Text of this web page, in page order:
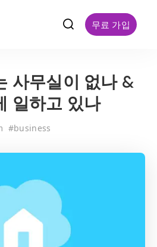
f 무료 가입
사무실이 없나 &
일하고 있나
#business